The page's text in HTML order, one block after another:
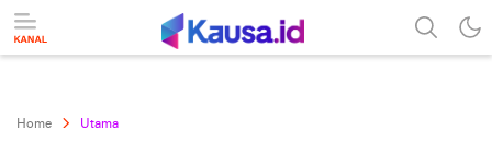
Home Utama